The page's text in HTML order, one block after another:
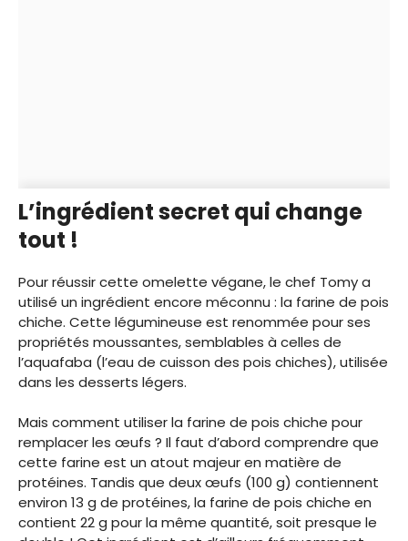
L’ingrédient secret qui change
tout !
Pour réussir cette omelette végane, le chef Tomy a
utilisé un ingrédient encore méconnu : la farine de pois
chiche. Cette légumineuse est renommée pour ses
propriétés moussantes, semblables à celles de
l’aquafaba (l’eau de cuisson des pois chiches), utilisée
dans les desserts légers.
Mais comment utiliser la farine de pois chiche pour
remplacer les œufs ? Il faut d’abord comprendre que
cette farine est un atout majeur en matière de
protéines. Tandis que deux œufs (100 g) contiennent
environ 13 g de protéines, la farine de pois chiche en
contient 22 g pour la même quantité, soit presque le